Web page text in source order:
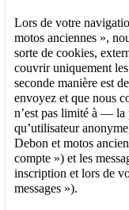
Lors de votre
motos anciennes »,
sorte de cookies,
couvrir uniquement
seconde manière est
envoyez et que nous
n’est pas limité à — la
qu’utilisateur
Debon et motos
compte ») et les
inscription et lors de
messages »).